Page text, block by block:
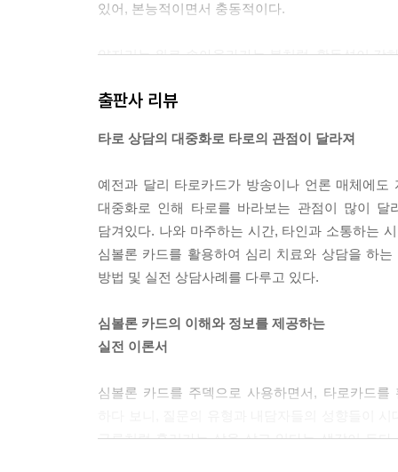
있어, 본능적이면서 충동적이다.
양자리는 위로 솟아올라가는 불처럼, 활동성이 강
타인에 대한 배려가 없는 모습으로 비칠 수 있다.
양자리의 지배 행성인 화성은 붉은 빛을 띠는 행
충동, 욕망을 나타낸다. 화성은 용기와 열정의 에
화성의 기호는 그리스 신화의 아레스(로마 신화
성이다. 화성의 욕망, 공격성, 경쟁심, 성 에너지
는 승리의 월계관을 쓸 때까지 불굴의 용기와 두
고 폭력적이다. 타인에 대한 약점을 잡 아 다투기
출판사 리뷰
타로 상담의 대중화로 타로의 관점이 달라져
예전과 달리 타로카드가 방송이나 언론 매체에
대중화로 인해 타로를 바라보는 관점이 많이 달
담겨있다. 나와 마주하는 시간, 타인과 소통하는
심볼론 카드를 활용하여 심리 치료와 상담을 하
방법 및 실전 상담사례를 다루고 있다.
심볼론 카드의 이해와 정보를 제공하는
실전 이론서
심볼론 카드를 주덱으로 사용하면서, 타로카드
급류처럼 흘러가는 삶을 살고 있다는 생각이 든